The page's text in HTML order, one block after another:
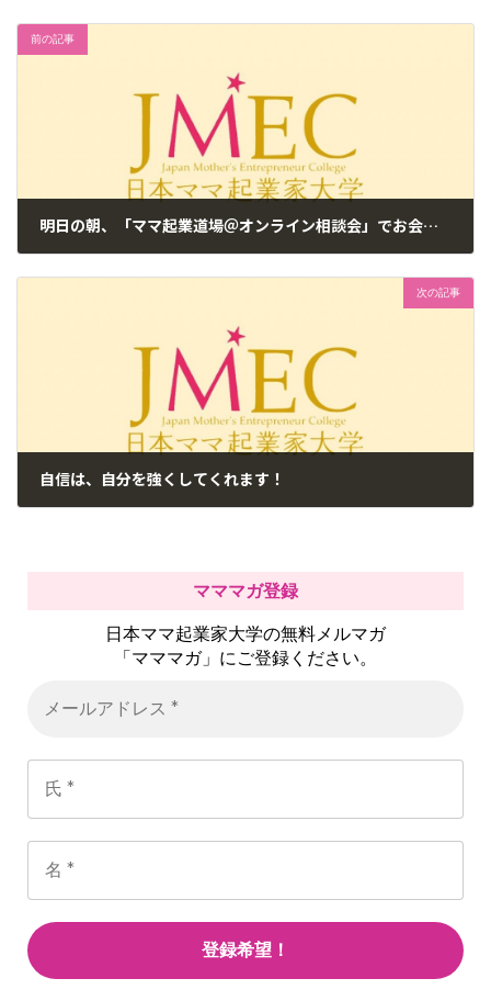
前の記事
明日の朝、「ママ起業道場＠オンライン相談会」でお会いしましょう！
次の記事
自信は、自分を強くしてくれます！
マママガ登録
日本ママ起業家大学の無料メルマガ
「マママガ」にご登録ください。